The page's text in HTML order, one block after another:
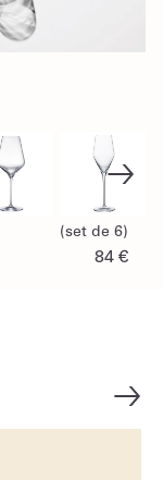
(set de 6)
84 €